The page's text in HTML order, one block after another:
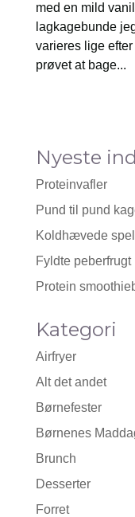
med en mild
lagkagebunde
varieres lige
prøvet at bage...
Nyeste
Proteinvafler
Pund til pund
Koldhævede
Fyldte
Protein
Kategori
Airfryer
Alt det andet
Børnefester
Børnenes
Brunch
Desserter
Forret